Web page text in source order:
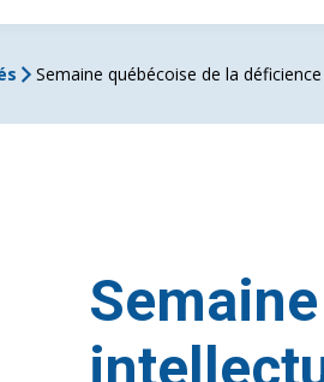
Semaine québécoise de la